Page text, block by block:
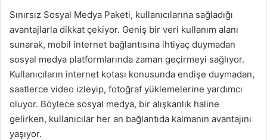
Sınırsız Sosyal Medya Paketi, kullanıcılarına sağladığı
avantajlarla dikkat çekiyor. Geniş bir veri kullanım alanı
sunarak, mobil internet bağlantısına ihtiyaç duymadan
sosyal medya platformlarında zaman geçirmeyi sağlıyor.
Kullanıcıların internet kotası konusunda endişe duymadan,
saatlerce video izleyip, fotoğraf yüklemelerine yardımcı
oluyor. Böylece sosyal medya, bir alışkanlık haline
gelirken, kullanıcılar her an bağlantıda kalmanın avantajını
yaşıyor.